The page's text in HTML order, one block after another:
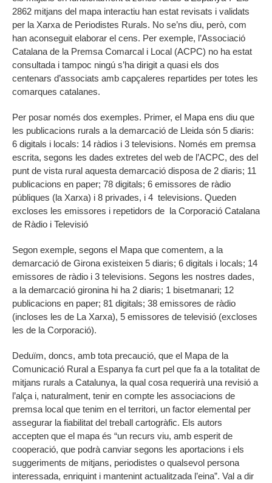
2862 mitjans del mapa interactiu han estat revisats i validats
per la Xarxa de Periodistes Rurals. No se’ns diu, però, com
han aconseguit elaborar el cens. Per exemple, l’Associació
Catalana de la Premsa Comarcal i Local (ACPC) no ha estat
consultada i tampoc ningú s’ha dirigit a quasi els dos
centenars d’associats amb capçaleres repartides per totes les
comarques catalanes.
Per posar només dos exemples. Primer, el Mapa ens diu que
les publicacions rurals a la demarcació de Lleida són 5 diaris:
6 digitals i locals: 14 ràdios i 3 televisions. Només em premsa
escrita, segons les dades extretes del web de l’ACPC, des del
punt de vista rural aquesta demarcació disposa de 2 diaris; 11
publicacions en paper; 78 digitals; 6 emissores de ràdio
públiques (la Xarxa) i 8 privades, i 4 televisions. Queden
excloses les emissores i repetidors de la Corporació Catalana
de Ràdio i Televisió
Segon exemple, segons el Mapa que comentem, a la
demarcació de Girona existeixen 5 diaris; 6 digitals i locals; 14
emissores de ràdio i 3 televisions. Segons les nostres dades,
a la demarcació gironina hi ha 2 diaris; 1 bisetmanari; 12
publicacions en paper; 81 digitals; 38 emissores de ràdio
(incloses les de La Xarxa), 5 emissores de televisió (excloses
les de la Corporació).
Deduïm, doncs, amb tota precaució, que el Mapa de la
Comunicació Rural a Espanya fa curt pel que fa a la totalitat de
mitjans rurals a Catalunya, la qual cosa requerirà una revisió a
l’alça i, naturalment, tenir en compte les associacions de
premsa local que tenim en el territori, un factor elemental per
assegurar la fiabilitat del treball cartogràfic. Els autors
accepten que el mapa és “un recurs viu, amb esperit de
cooperació, que podrà canviar segons les aportacions i els
suggeriments de mitjans, periodistes o qualsevol persona
interessada, enriquint i mantenint actualitzada l’eina”. Val a dir